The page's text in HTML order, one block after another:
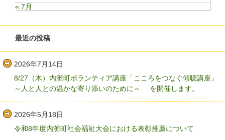
« 7月
最近の投稿
2026年7月14日
8/27（木）内灘町ボランティア講座「こころをつなぐ傾聴講座」
～人と人との温かな寄り添いのために～ を開催します。
2026年5月18日
令和8年度内灘町社会福祉大会における表彰推薦について